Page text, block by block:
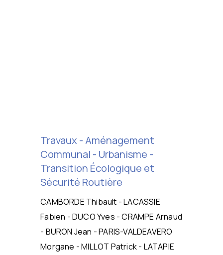
Travaux - Aménagement
Communal - Urbanisme -
Transition Écologique et
Sécurité Routière
CAMBORDE Thibault - LACASSIE
Fabien - DUCO Yves - CRAMPE Arnaud
- BURON Jean - PARIS-VALDEAVERO
Morgane - MILLOT Patrick - LATAPIE